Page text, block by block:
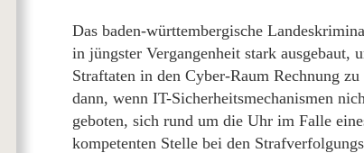
Das baden-württembergische
in jüngster Vergangenheit stark ausgebaut,
Straftaten in den Cyber-Raum Rechnung
dann, wenn IT-Sicherheitsmechanismen
geboten, sich rund um die Uhr im Falle
kompetenten Stelle bei den